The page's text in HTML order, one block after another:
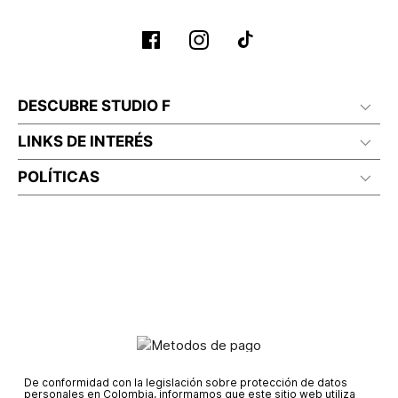
DESCUBRE STUDIO F
LINKS DE INTERÉS
POLÍTICAS
De conformidad con la legislación sobre protección de datos
personales en Colombia, informamos que este sitio web utiliza